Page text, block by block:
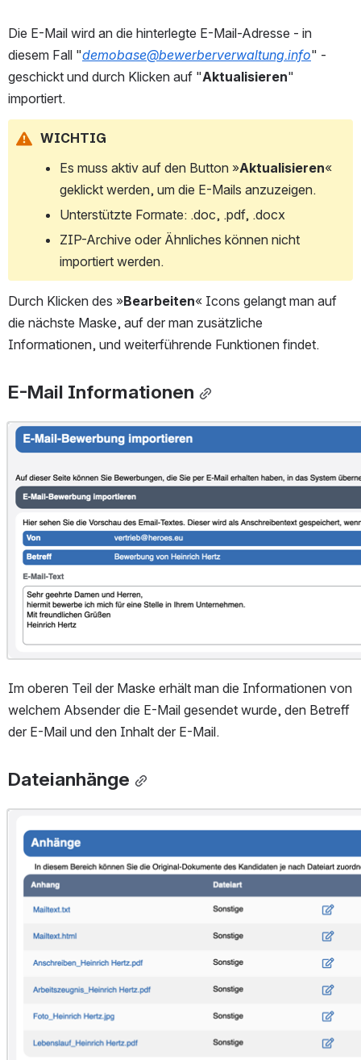
Die E-Mail wird an die hinterlegte E-Mail-Adresse - in
diesem Fall "demobase@bewerberverwaltung.info" -
geschickt und durch Klicken auf "Aktualisieren"
importiert.
WICHTIG
Es muss aktiv auf den Button »Aktualisieren«
geklickt werden, um die E-Mails anzuzeigen.
Unterstützte Formate: .doc, .pdf, .docx
ZIP-Archive oder Ähnliches können nicht
importiert werden.
Durch Klicken des »Bearbeiten« Icons gelangt man auf
die nächste Maske, auf der man zusätzliche
Informationen, und weiterführende Funktionen findet.
E-Mail Informationen
Open
Im oberen Teil der Maske erhält man die Informationen von
welchem Absender die E-Mail gesendet wurde, den Betreff
der E-Mail und den Inhalt der E-Mail.
Dateianhänge